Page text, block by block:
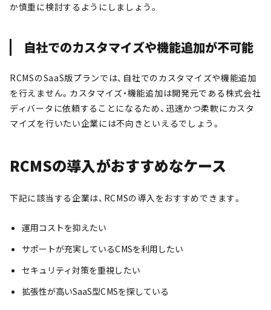
か慎重に検討するようにしましょう。
自社でのカスタマイズや機能追加が不可能
RCMSのSaaS版プランでは、自社でのカスタマイズや機能追加
を行えません。カスタマイズ・機能追加は開発元である株式会社
ディバータに依頼することになるため、迅速かつ柔軟にカスタ
マイズを行いたい企業には不向きといえるでしょう。
RCMSの導入がおすすめなケース
下記に該当する企業は、RCMSの導入をおすすめできます。
運用コストを抑えたい
サポートが充実しているCMSを利用したい
セキュリティ対策を重視したい
拡張性が高いSaaS型CMSを探している